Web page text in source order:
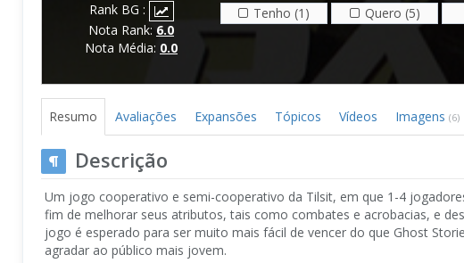
Rank BG :
Nota Rank: 6.0
Nota Média: 0.0
Tenho (1)
Quero (5)
Resumo Avaliações Expansões Tópicos Vídeos Imagens (6)
Descrição
Um jogo cooperativo e semi-cooperativo da Tilsit, em que 1-4
fim de melhorar seus atributos, tais como combates e acrobacias, e
jogo é esperado para ser muito mais fácil de vencer do que Ghost
agradar ao público mais jovem.